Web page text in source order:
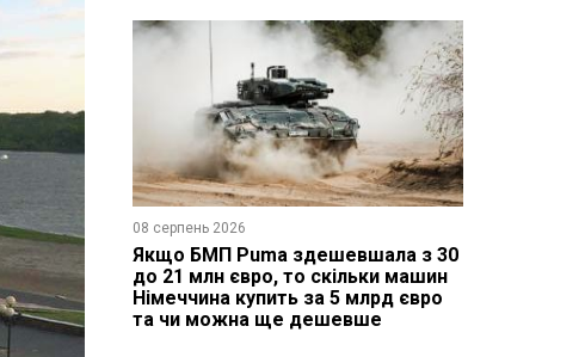
08 серпень 2026
Якщо БМП Puma здешевшала з 30
до 21 млн євро, то скільки машин
Німеччина купить за 5 млрд євро
та чи можна ще дешевше